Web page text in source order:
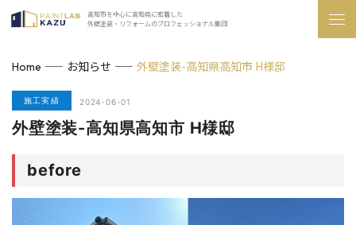
高知市を中心に高知県に密着した
外壁塗装・リフォームのプロフェッショナル集団
Home お知らせ 外壁塗装-高知県高知市 H様邸
施工実績 2024-06-01
外壁塗装-高知県高知市 H様邸
before